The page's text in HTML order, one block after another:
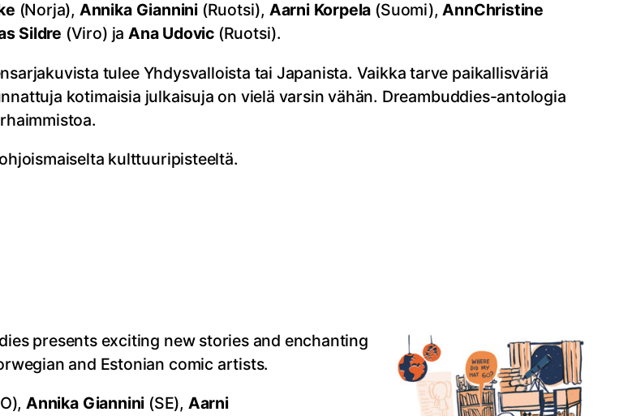
(Norja), Annika Giannini(Ruotsi), Aarni Korpela (Suomi),AnnChristine
Sildre (Viro) ja Ana Udovic (Ruotsi).
tulee Yhdysvalloista tai Japanista. Vaikka tarve paikallisväriä
kotimaisia julkaisuja on vielä varsin vähän. Dreambuddies-antologia
kulttuuripisteeltä.
presents exciting new stories and enchanting
and Estonian comic artists.
Annika Giannini (SE), Aarni